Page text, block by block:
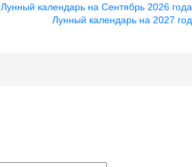
Лунный календарь на Сентябрь 2026 года
Лунный календарь на 2027 год